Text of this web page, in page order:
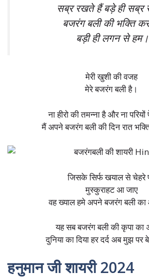
सब्र रखते हैं बड़े ही सब्र
बजरंग बली की भक्ति
बड़ी ही लगन से हम।
मेरी खुशी की वजह
मेरे बजरंग बली है।
ना हीरो की तमन्ना है और ना परियों
मैं अपने बजरंग बली की दिन रात
जिसके सिर्फ खयाल से चेहरे
मुस्कुराहट आ जाए
वह ख्याल हमे अपने बजरंग बली
यह सब बजरंग बली की कृपा का
दुनिया का दिया हर दर्द अब मुझ पर
हनुमान जी शायरी 2024